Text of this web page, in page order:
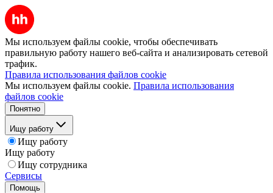
Мы используем файлы cookie, чтобы обеспечивать
правильную работу нашего веб-сайта и анализировать сетевой
трафик.
Правила использования файлов cookie
Мы используем файлы cookie. Правила использования
файлов cookie
Понятно
Ищу работу
Ищу работу
Ищу работу
Ищу сотрудника
Сервисы
Помощь